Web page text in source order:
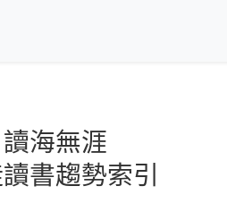
海無涯
書趨勢索引